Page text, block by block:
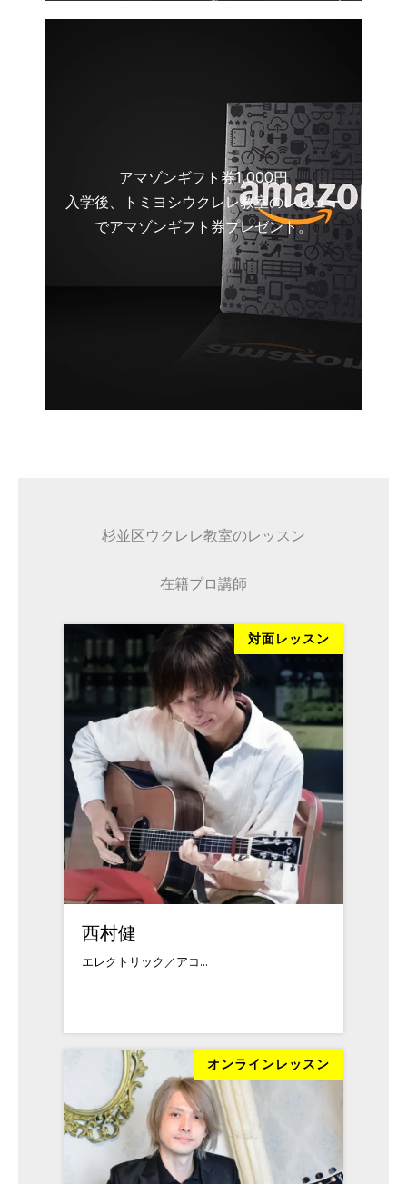
アマゾンギフト券1,000円
入学後、トミヨシウクレレ教室のレビュー
でアマゾンギフト券プレゼント。
杉並区ウクレレ教室のレッスン
在籍プロ講師
対面レッスン
西村健
エレクトリック／アコ...
オンラインレッスン